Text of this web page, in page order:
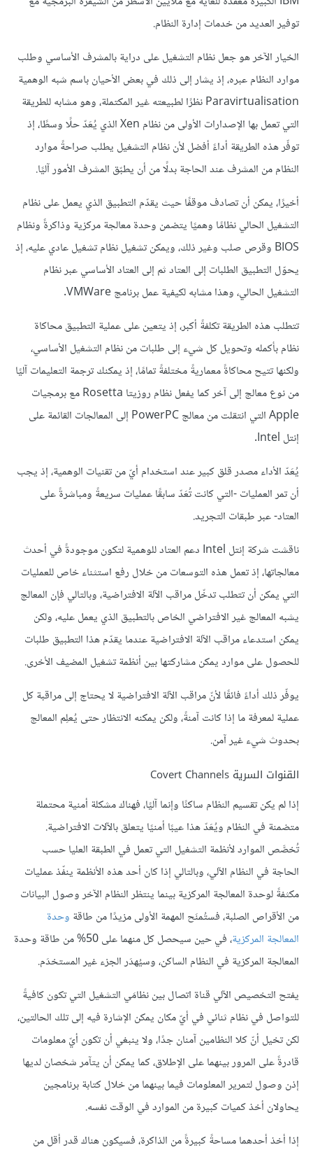
توفير العديد من خدمات إدارة النظام.
الخيار الآخر هو جعل نظام التشغيل على دراية بالمشرف الأساسي وطلب
موارد النظام عبره، إذ يشار إلى ذلك في بعض الأحيان باسم شبه الوهمية
Paravirtualisation نظرًا لطبيعته غير المكتملة، وهو مشابه للطريقة
التي تعمل بها الإصدارات الأولى من نظام Xen الذي يُعَدّ حلًا وسطًا، إذ
توفّر هذه الطريقة أداءً أفضل لأن نظام التشغيل يطلب صراحةً موارد
النظام من المشرف عند الحاجة بدلًا من أن يطبّق المشرف الأمور آليًا.
أخيرًا، يمكن أن تصادف موقفًا حيث يقدّم التطبيق الذي يعمل على نظام
التشغيل الحالي نظامًا وهميًا يتضمن وحدة معالجة مركزية وذاكرةً ونظام
BIOS وقرص صلب وغير ذلك، ويمكن تشغيل نظام تشغيل عادي عليه، إذ
يحوّل التطبيق الطلبات إلى العتاد ثم إلى العتاد الأساسي عبر نظام
التشغيل الحالي، وهذا مشابه لكيفية عمل برنامج VMWare.
تتطلب هذه الطريقة تكلفةً أكبر، إذ يتعين على عملية التطبيق محاكاة
نظام بأكمله وتحويل كل شيء إلى طلبات من نظام التشغيل الأساسي،
ولكنها تتيح محاكاةً معماريةً مختلفةً تمامًا، إذ يمكنك ترجمة التعليمات آليًا
من نوع معالج إلى آخر كما يفعل نظام روزيتا Rosetta مع برمجيات
Apple التي انتقلت من معالج PowerPC إلى المعالجات القائمة على
إنتل Intel.
يُعَدّ الأداء مصدر قلق كبير عند استخدام أيّ من تقنيات الوهمية، إذ يجب
أن تمر العمليات -التي كانت تُعَدّ سابقًا عمليات سريعةً ومباشرةً على
العتاد- عبر طبقات التجريد.
ناقشت شركة إنتل Intel دعم العتاد للوهمية لتكون موجودةً في أحدث
معالجاتها، إذ تعمل هذه التوسعات من خلال رفع استثناء خاص للعمليات
التي يمكن أن تتطلب تدخّل مراقب الآلة الافتراضية، وبالتالي فإن المعالج
يشبه المعالج غير الافتراضي الخاص بالتطبيق الذي يعمل عليه، ولكن
يمكن استدعاء مراقب الآلة الافتراضية عندما يقدّم هذا التطبيق طلبات
للحصول على موارد يمكن مشاركتها بين أنظمة تشغيل المضيف الأخرى.
يوفّر ذلك أداءً فائقًا لأنّ مراقب الآلة الافتراضية لا يحتاج إلى مراقبة كل
عملية لمعرفة ما إذا كانت آمنةً، ولكن يمكنه الانتظار حتى يُعلِم المعالج
بحدوث شيء غير آمن.
القنوات السرية Covert Channels
إذا لم يكن تقسيم النظام ساكنًا وإنما آليًا، فهناك مشكلة أمنية محتملة
متضمنة في النظام ويُعَدّ هذا عيبًا أمنيًا يتعلق بالآلات الافتراضية.
تُخصَّص الموارد لأنظمة التشغيل التي تعمل في الطبقة العليا حسب
الحاجة في النظام الآلي، وبالتالي إذا كان أحد هذه الأنظمة ينفّذ عمليات
مكثفةً لوحدة المعالجة المركزية بينما ينتظر النظام الآخر وصول البيانات
من الأقراص الصلبة، فستُمنَح المهمة الأولى مزيدًا من طاقة وحدة
المعالجة المركزية
، في حين سيحصل كل منهما على 50% من طاقة وحدة
المعالجة المركزية في النظام الساكن، وسيُهدَر الجزء غير المستخدَم.
يفتح التخصيص الآلي قناة اتصال بين نظامَي التشغيل التي تكون كافيةً
للتواصل في نظام ثنائي في أيّ مكان يمكن الإشارة فيه إلى تلك الحالتين،
لكن تخيل أنّ كلا النظامين آمنان جدًا، ولا ينبغي أن تكون أيّ معلومات
قادرةً على المرور بينهما على الإطلاق، كما يمكن أن يتآمر شخصان لديها
إذن وصول لتمرير المعلومات فيما بينهما من خلال كتابة برنامجين
يحاولان أخذ كميات كبيرة من الموارد في الوقت نفسه.
إذا أخذ أحدهما مساحةً كبيرةً من الذاكرة، فسيكون هناك قدر أقل من